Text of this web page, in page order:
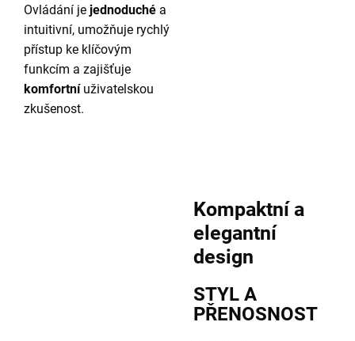
Ovládání je jednoduché a
intuitivní, umožňuje rychlý
přístup ke klíčovým
funkcím a zajišťuje
komfortníuživatelskou
zkušenost.
Kompaktní a
elegantní
design
STYL A
PŘENOSNOST